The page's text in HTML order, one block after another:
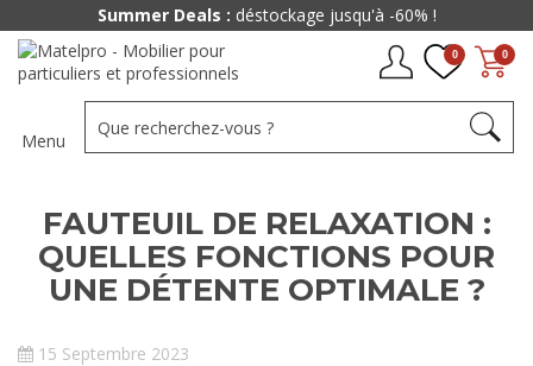
0
0
Menu
FAUTEUIL DE RELAXATION :
QUELLES FONCTIONS POUR
UNE DÉTENTE OPTIMALE ?
15 Septembre 2023
Summer Deals : déstockage jusqu'à -60% !